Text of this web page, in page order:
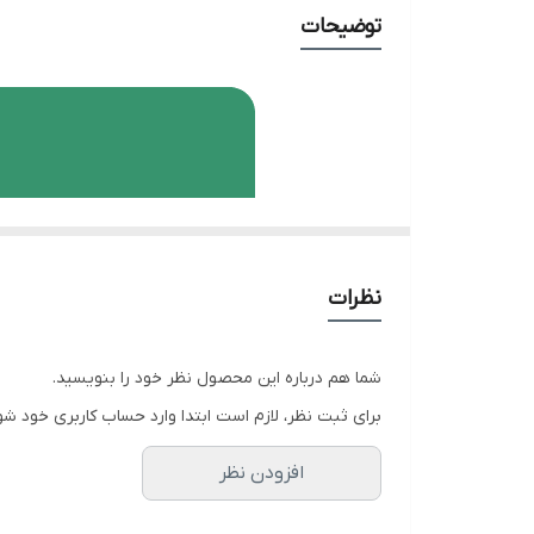
توضیحات
نظرات
شما هم درباره این محصول نظر خود را بنویسید.
برای ثبت نظر، لازم است ابتدا وارد حساب کاربری خود
افزودن نظر